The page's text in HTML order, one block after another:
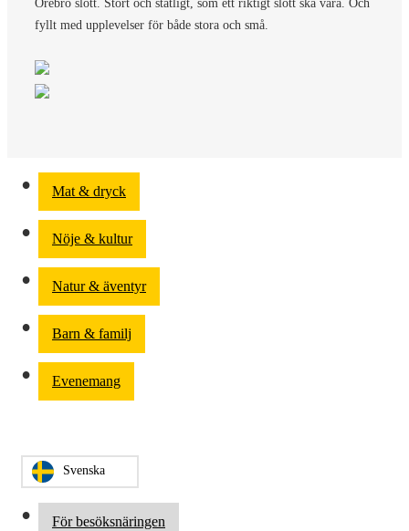
Örebro slott. Stort och ståtligt, som ett riktigt slott ska vara. Och
fyllt med upplevelser för både stora och små.
Svenska
Mat & dryck
Nöje & kultur
Natur & äventyr
Barn & familj
Evenemang
För besöksnäringen